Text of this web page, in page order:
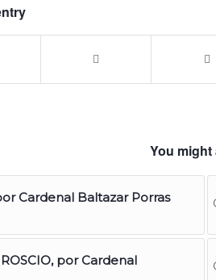
You might
Cardenal Baltazar Porras
por Cardenal